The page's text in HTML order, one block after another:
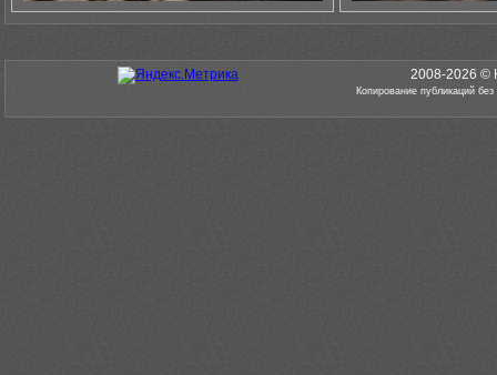
2008-2026 ©
Копирование публикаций